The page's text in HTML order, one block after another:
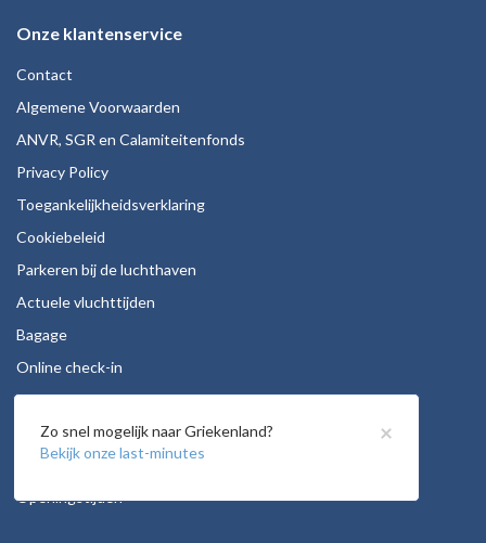
Onze klantenservice
Contact
Algemene Voorwaarden
ANVR, SGR en Calamiteitenfonds
Privacy Policy
Toegankelijkheidsverklaring
Cookiebeleid
Parkeren bij de luchthaven
Actuele vluchttijden
Bagage
Online check-in
Stoelreservering
Autohuur
Vacatures
Openingstijden
×
Zo snel mogelijk naar Griekenland?
Bekijk onze last-minutes